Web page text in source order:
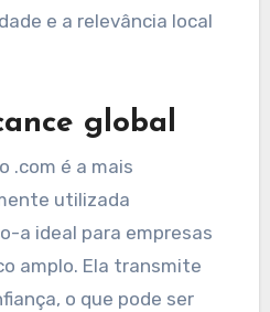
e a relevância local
global
.com é a mais
utilizada
a ideal para empresas
amplo. Ela transmite
o que pode ser